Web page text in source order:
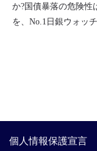
か?国債暴落の危険性
を、No.1日銀ウォッ
個人情報保護宣言